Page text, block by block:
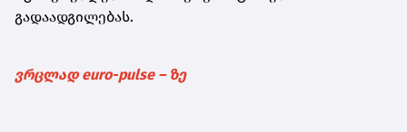
გადაადგილებას.
ვრცლად euro-pulse – ზე